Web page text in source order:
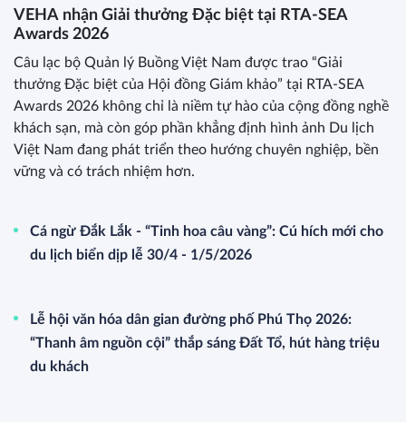
VEHA nhận Giải thưởng Đặc biệt tại RTA-SEA
Awards 2026
Câu lạc bộ Quản lý Buồng Việt Nam được trao “Giải
thưởng Đặc biệt của Hội đồng Giám khảo” tại RTA-SEA
Awards 2026 không chỉ là niềm tự hào của cộng đồng nghề
khách sạn, mà còn góp phần khẳng định hình ảnh Du lịch
Việt Nam đang phát triển theo hướng chuyên nghiệp, bền
vững và có trách nhiệm hơn.
Cá ngừ Đắk Lắk - “Tinh hoa câu vàng”: Cú hích mới cho
du lịch biển dịp lễ 30/4 - 1/5/2026
Lễ hội văn hóa dân gian đường phố Phú Thọ 2026:
“Thanh âm nguồn cội” thắp sáng Đất Tổ, hút hàng triệu
du khách